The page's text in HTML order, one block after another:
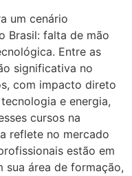
um cenário
Brasil: falta de mão
Entre as
significativa no
com impacto direto
e energia,
cursos na
reflete no mercado
estão em
sua área de formação,